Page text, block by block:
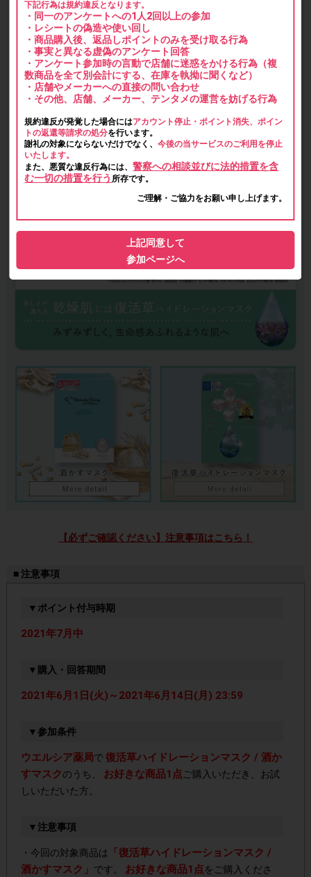
【必ずご確認ください】注意事項はこちら！
■ 注意事項
▼ポイント付与時期
2021年7月中
▼購入・回答期間
2021年6月1日(火)～2021年6月14日(月) 23:59
▼参加条件
ウエルシア薬局で復活草ハイドレーションマスク / 酒か
すマスクのうち、 お好きな商品1点 ご購入いただき、お試
しいただいた方。
▼注意事項
・今回の対象商品は
「復活草ハイドレーションマスク /
酒かすマスク」 です。 お好きな商品1点をご購入くださ
下記行為は規約違反となります。
・同一のアンケートへの1人2回以上の参加
・レシートの偽造や使い回し
・商品購入後、返品しポイントのみを受け取る行為
・事実と異なる虚偽のアンケート回答
・アンケート参加時の言動で店舗に迷惑をかける行為（複
数商品を全て別会計にする、在庫を執拗に聞くなど）
・店舗やメーカーへの直接の問い合わせ
・その他、店舗、メーカー、テンタメの運営を妨げる行為
規約違反が発覚した場合にはアカウント停止・ポイント消失、ポイン
トの返還等請求の処分を行います。
謝礼の対象にならないだけでなく、今後の当サービスのご利用を停止
いたします。
また、悪質な違反行為には、警察への相談並びに法的措置を含
む一切の措置を行う 所存です。
ご理解・ご協力をお願い申し上げます。
上記同意して
参加ページへ